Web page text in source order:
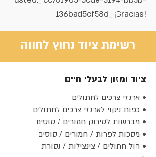
136bad5cf58d_ ¡Gracias!
רשימת ציוד נחוץ לחווה
ציוד ומזון לבעלי חיים
• ארגזי צרכים לחתולים
• ⁠כפות ניקוי לארגזי צרכים לחתולים
• ⁠מברשות לסירוק חמורים / סוסים
• ⁠מסכות לפרות / חמורים / סוסים
• ⁠חול חתולים / צינצילות / נסורת